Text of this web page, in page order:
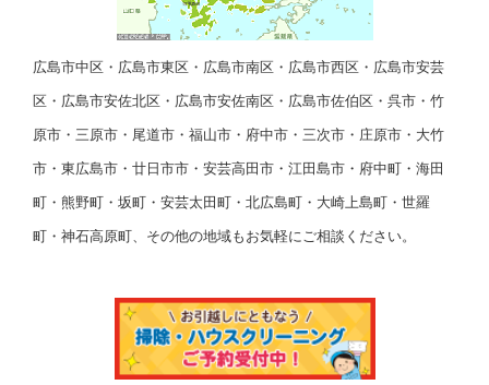
広島市中区・広島市東区・広島市南区・広島市西区・広島市安芸
区・広島市安佐北区・広島市安佐南区・広島市佐伯区・呉市・竹
原市・三原市・尾道市・福山市・府中市・三次市・庄原市・大竹
市・東広島市・廿日市市・安芸高田市・江田島市・府中町・海田
町・熊野町・坂町・安芸太田町・北広島町・大崎上島町・世羅
町・神石高原町、その他の地域もお気軽にご相談ください。